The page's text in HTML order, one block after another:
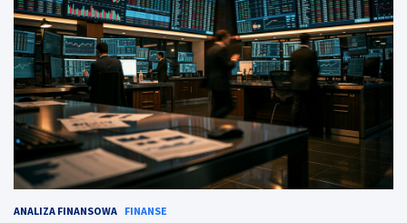
ANALIZA FINANSOWA FINANSE